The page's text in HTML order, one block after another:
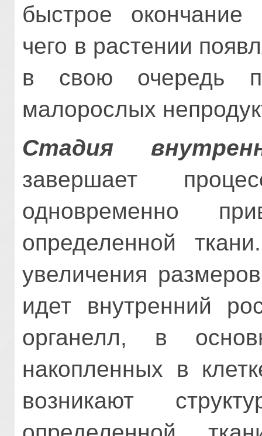
быстрое окончание
чего в растении
в свою очередь
малорослых
Стадия
завершает
одновременно
определенной
увеличения
идет внутренний
органелл, в
накопленных в
возникают